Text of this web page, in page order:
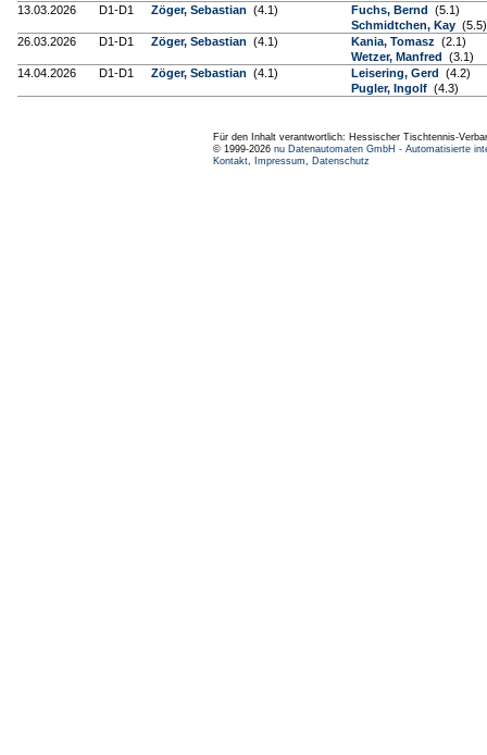
13.03.2026 D1-D1 Zöger, Sebastian (4.1) Fuchs, Bernd (5.1)
Schmidtchen, Kay (5.5)
26.03.2026
D1-D1 Zöger, Sebastian (4.1) Kania, Tomasz (2.1)
Wetzer, Manfred (3.1)
14.04.2026
D1-D1 Zöger, Sebastian (4.1) Leisering, Gerd (4.2)
Pugler, Ingolf (4.3)
Für den Inhalt verantwortlich: Hessischer Tischtennis-
© 1999-2026 nu Datenautomaten GmbH - Automatisierte
Kontakt, Impressum, Datenschutz